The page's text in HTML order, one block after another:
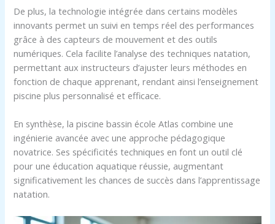
De plus, la technologie intégrée dans certains modèles
innovants permet un suivi en temps réel des performances
grâce à des capteurs de mouvement et des outils
numériques. Cela facilite l’analyse des techniques natation,
permettant aux instructeurs d’ajuster leurs méthodes en
fonction de chaque apprenant, rendant ainsi l’enseignement
piscine plus personnalisé et efficace.
En synthèse, la piscine bassin école Atlas combine une
ingénierie avancée avec une approche pédagogique
novatrice. Ses spécificités techniques en font un outil clé
pour une éducation aquatique réussie, augmentant
significativement les chances de succès dans l’apprentissage
natation.